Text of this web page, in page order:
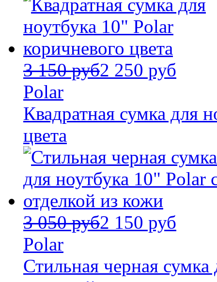
3 150 руб2 250 руб
Polar
Квадратная сумка для
цвета
3 050 руб2 150 руб
Polar
Стильная черная